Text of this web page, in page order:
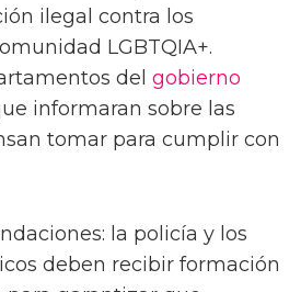
ilegal contra los
LGBTQIA+.
del gobierno
informaran sobre las
tomar para cumplir con
la policía y los
deben recibir formación